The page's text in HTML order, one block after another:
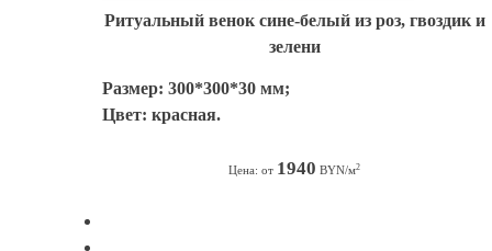
Ритуальный венок сине-белый из роз, гвоздик и
зелени
Размер: 300*300*30 мм;
Цвет: красная.
Цена: от 1940 BYN/м2